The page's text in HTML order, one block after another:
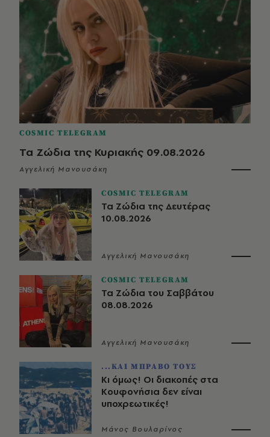
COSMIC TELEGRAM
Τα Ζώδια της Κυριακής 09.08.2026
Αγγελική Μανουσάκη
COSMIC TELEGRAM
Τα Ζώδια της Δευτέρας
10.08.2026
Αγγελική Μανουσάκη
COSMIC TELEGRAM
Τα Ζώδια του Σαββάτου
08.08.2026
Αγγελική Μανουσάκη
...ΚΑΙ ΜΠΡΑΒΟ ΤΟΥΣ
Κι όμως! Οι διακοπές στα
Κουφονήσια δεν είναι
υποχρεωτικές!
Μάνος Βουλαρίνος